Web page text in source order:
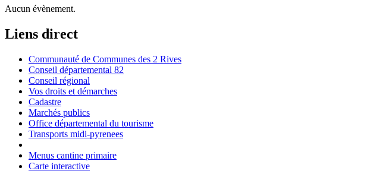
Aucun évènement.
Liens direct
Communauté de Communes des 2 Rives
Conseil départemental 82
Conseil régional
Vos droits et démarches
Cadastre
Marchés publics
Office départemental du tourisme
Transports midi-pyrenees
Menus cantine primaire
Carte interactive